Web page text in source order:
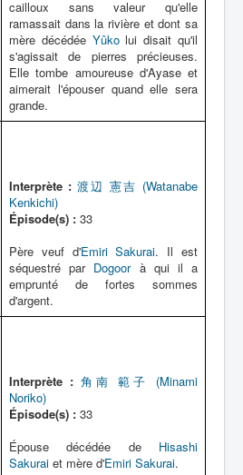
cailloux sans valeur qu'elle
ramassait dans la rivière et dont sa
mère décédée Yûkolui disait qu'il
s'agissait de pierres précieuses.
Elle tombe amoureuse d'Ayase et
aimerait l'épouser quand elle sera
grande.
Interprète : 渡辺 憲吉 (Watanabe
Kenkichi)
Épisode(s) : 33
Père veuf d'Emiri Sakurai. Il est
séquestré par Dogoorà qui il a
emprunté de fortes sommes
d'argent.
Interprète : 角南 範子 (Minami
Noriko)
Épisode(s) : 33
Épouse décédée de Hisashi
Sakurai et mère d'Emiri Sakurai.